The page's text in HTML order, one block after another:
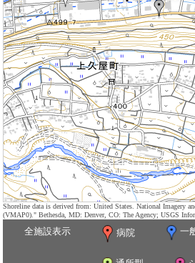
Shoreline data is derived from: United States. National Imagery
(VMAP0)." Bethesda, MD: Denver, CO: The Agency; USGS
全施設表示 病院 一